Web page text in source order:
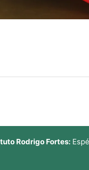
Rodrigo Fortes: